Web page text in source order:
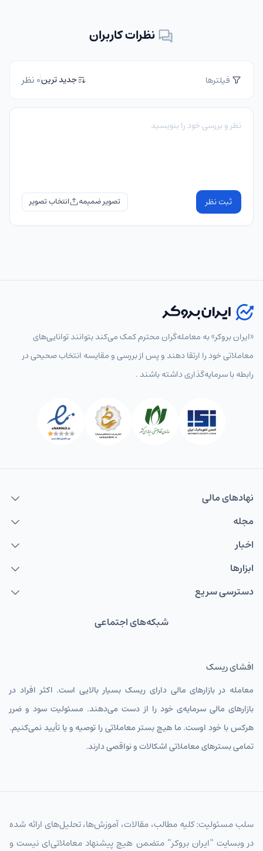
نظرات کاربران
فیلترها جدید ترین0 نظر
ثبت نظر تصویر ضمیمه
«ایران بروکر» به معامله‌گران محترم کمک می‌کند بتوانند توانایی‌های
معاملاتی خود را ارتقا دهند و پس از بررسی و مقایسه انتخاب‌ صحیحی در
رابطه با سرمایه‌گذاری داشته باشند .
نهاد‌های مالی
مجله
اخبار
ابزارها
دسترسی سریع
شبکه‌های اجتماعی
افشای ریسک
معامله در بازارهای مالی دارای ریسک بسیار بالایی است. اکثر افراد در
بازارهای مالی سرمایه‌ی خود را از دست می‌دهند. مسئولیت سود و ضرر
هرکس با خود اوست. ما هیچ بستر معاملاتی را توصیه و یا تأیید نمی‌کنیم.
تمامی بسترهای معاملاتی اشکالات و نواقصی دارند.
سلب مسئولیت: کلیه مطالب، مقالات، آموزش‌ها، تحلیل‌های ارائه شده
در وبسایت “ایران بروکر” متضمن هیچ پیشنهاد معاملاتی‌ای نیست و